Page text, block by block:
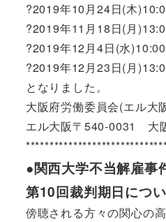
?2019年10月24日(木
?2019年11月18日(月
?2019年12月4日(水
?2019年12月23日(月
となりました。
大阪府労働委員会(エル大
エル大阪〒540-0031 大
●関西大学不当解雇
第10回裁判期日につ
傍聴される方々の関心の